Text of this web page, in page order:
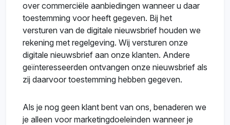
over commerciële aanbiedingen wanneer u daar
toestemming voor heeft gegeven. Bij het
versturen van de digitale nieuwsbrief houden we
rekening met regelgeving. Wij versturen onze
digitale nieuwsbrief aan onze klanten. Andere
geïnteresseerden ontvangen onze nieuwsbrief als
zij daarvoor toestemming hebben gegeven.
Als je nog geen klant bent van ons, benaderen we
je alleen voor marketingdoeleinden wanneer je